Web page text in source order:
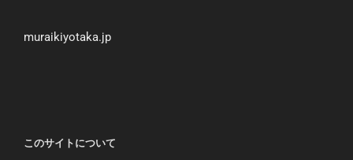
muraikiyotaka.jp
このサイトについて